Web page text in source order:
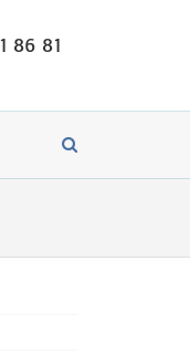
86 81